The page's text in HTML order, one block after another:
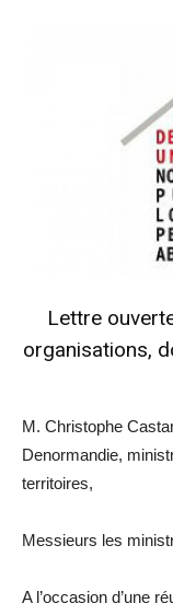
Lettre
organisations,
M. Christophe
Denormandie,
territoires,
Messieurs les
A l’occasion d’une